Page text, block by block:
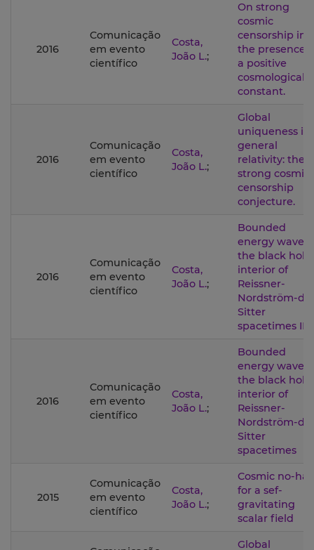
2016
Comunicação
em evento
científico
Costa,
João L.;
On strong
cosmic
censorship in
the presence
a positive
cosmological
constant.
2016
Comunicação
em evento
científico
Costa,
João L.;
Global
uniqueness in
general
relativity: the
strong cosmic
censorship
conjecture.
2016
Comunicação
em evento
científico
Costa,
João L.;
Bounded
energy waves
the black hole
interior of
Reissner-
Nordström-de
Sitter
spacetimes II
2016
Comunicação
em evento
científico
Costa,
João L.;
Bounded
energy waves
the black hole
interior of
Reissner-
Nordström-de
Sitter
spacetimes
2015
Comunicação
em evento
científico
Costa,
João L.;
Cosmic no-
for a sef-
gravitating
scalar field
Global